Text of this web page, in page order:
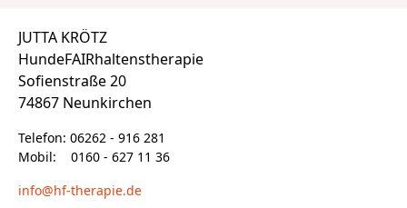
JUTTA KRÖTZ
HundeFAIRhaltenstherapie
Sofienstraße 20
74867 Neunkirchen
Telefon: 06262 - 916 281
Mobil: 0160 - 627 11 36
info@hf-therapie.de